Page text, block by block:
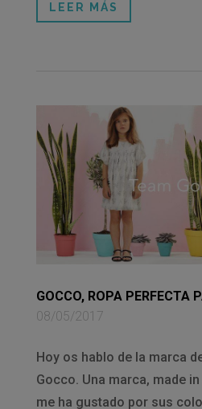
LEER MÁS
GOCCO, ROPA PERFECTA
08/05/2017
Hoy os hablo de la marca
Gocco. Una marca, made
me ha gustado por sus